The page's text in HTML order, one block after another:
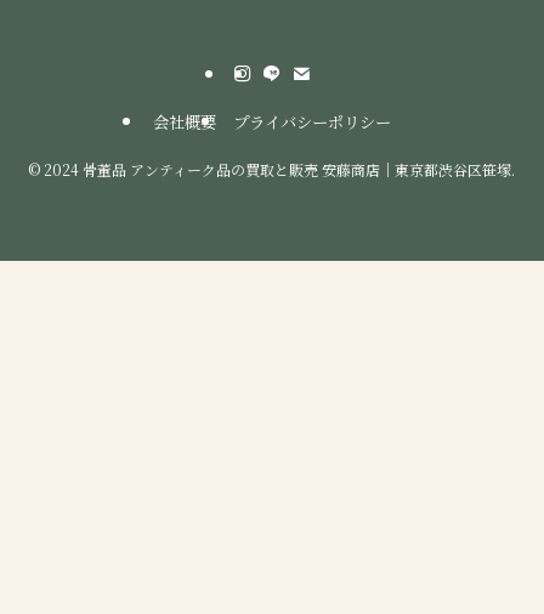
会社概要 プライバシーポリシー
© 2024 骨董品 アンティーク品の買取と販売 安藤商店｜東京都渋谷区笹塚.